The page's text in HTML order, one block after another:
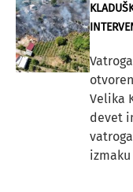
Velika
devet